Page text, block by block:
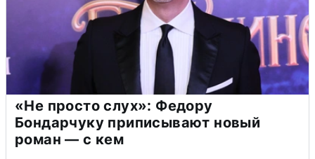
«Не просто слух»: Федору
Бондарчуку приписывают новый
роман — с кем